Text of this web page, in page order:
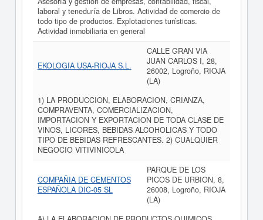
laboral y teneduría de Libros. Actividad de comercio de
todo tipo de productos. Explotaciones turísticas.
Actividad inmobiliaria en general
EKOLOGIA USA-RIOJA S.L.
CALLE GRAN VIA
JUAN CARLOS I, 28,
26002, Logroño, RIOJA
(LA)
1) LA PRODUCCION, ELABORACION, CRIANZA,
COMPRAVENTA, COMERCIALIZACION,
IMPORTACION Y EXPORTACION DE TODA CLASE DE
VINOS, LICORES, BEBIDAS ALCOHOLICAS Y TODO
TIPO DE BEBIDAS REFRESCANTES. 2) CUALQUIER
NEGOCIO VITIVINICOLA
COMPAÑIA DE CEMENTOS
ESPAÑOLA DIC-05 SL
PARQUE DE LOS
PICOS DE URBION, 8,
26008, Logroño, RIOJA
(LA)